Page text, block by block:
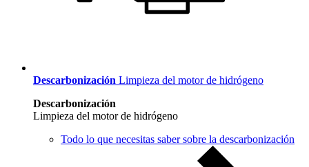
Descarbonización Limpieza del motor de hidrógeno
Descarbonización
Limpieza del motor de hidrógeno
Todo lo que necesitas saber sobre la descarbonización